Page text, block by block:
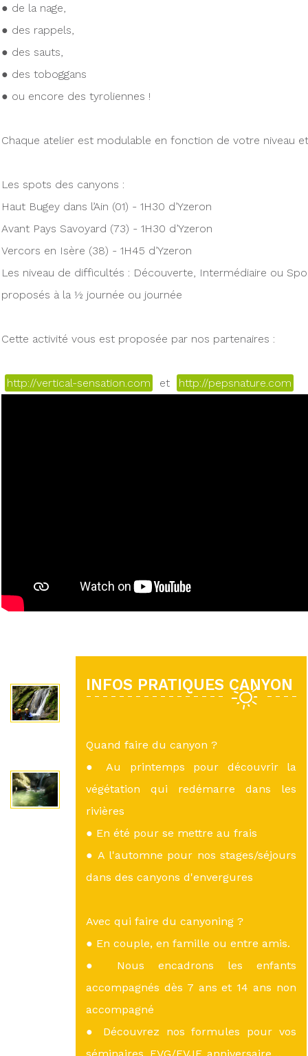
● de la nage,
● des rappels,
● des sauts,
● des toboggans
● ou encore des tyroliennes !
Chaque atelier est modulable en fonction de votre niveau
Les spots des canyons :
Haut Bugey dans l’Ain (01) - 1H30 d’Yzeron
Avant Pays Savoyard (73) - 1H30 d’Yzeron
Vercors en Isère (38) - 1H45 d’Yzeron
Les niveau de difficultés : Découverte, Intermédiaire ou
proposés à la ½ journée ou journée
Cette activité vous est proposée par nos partenaires :
http://vertical-sensation.com et http://pepsnature.com
INFOS PRATIQUES CANYON
Quand faire du canyon ?
● Au printemps pour découvrir la
végétation qui redémarre dans les
rivières
● En été pour se mettre au frais
● A l'automne pour nos stages/séjours
dans des canyons d'envergures
Avec qui faire du canyoning ?
● En couple, en famille ou entre amis.
● Nous encadrons les enfants
accompagnés dès 7 ans et 14 ans non
accompagné
● Découvrez nos formules pour vos